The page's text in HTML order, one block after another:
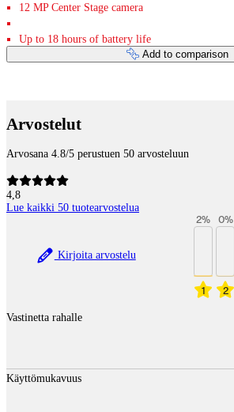
12 MP Center Stage camera
Up to 18 hours of battery life
Add to comparison
Arvostelut
Arvosana 4.8/5 perustuen 50 arvosteluun
4,8
Lue kaikki 50 tuotearvostelua
Kirjoita arvostelu
1
2%
2
0%
Vastinetta rahalle
Käyttömukavuus